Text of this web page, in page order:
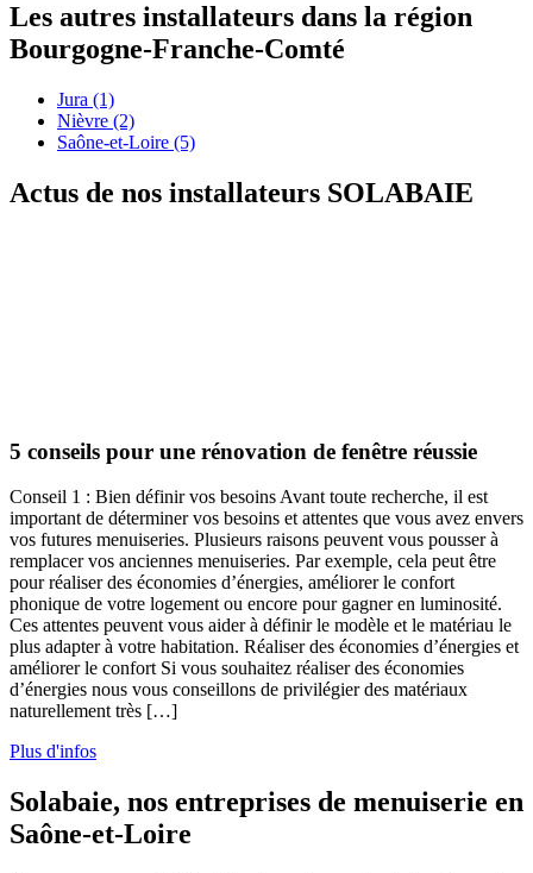
Les autres installateurs dans la région
Bourgogne-Franche-Comté
Jura (1)
Nièvre (2)
Saône-et-Loire (5)
Actus de nos installateurs SOLABAIE
5 conseils pour une rénovation de fenêtre réussie
Conseil 1 : Bien définir vos besoins Avant toute recherche, il est
important de déterminer vos besoins et attentes que vous avez envers
vos futures menuiseries. Plusieurs raisons peuvent vous pousser à
remplacer vos anciennes menuiseries. Par exemple, cela peut être
pour réaliser des économies d’énergies, améliorer le confort
phonique de votre logement ou encore pour gagner en luminosité.
Ces attentes peuvent vous aider à définir le modèle et le matériau le
plus adapter à votre habitation. Réaliser des économies d’énergies et
améliorer le confort Si vous souhaitez réaliser des économies
d’énergies nous vous conseillons de privilégier des matériaux
naturellement très […]
Plus d'infos
Solabaie, nos entreprises de menuiserie en
Saône-et-Loire